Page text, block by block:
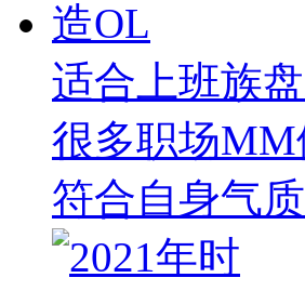
适合上班族
很多职场
符合自身气